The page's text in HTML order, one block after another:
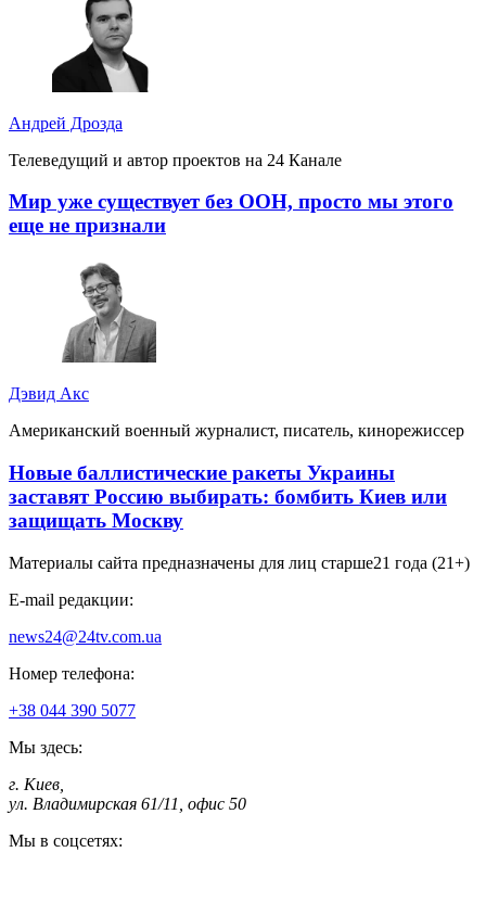
Андрей Дрозда
Телеведущий и автор проектов на 24 Канале
Мир уже существует без ООН, просто мы этого
еще не признали
Дэвид Акс
Американский военный журналист, писатель, кинорежиссер
Новые баллистические ракеты Украины
заставят Россию выбирать: бомбить Киев или
защищать Москву
Материалы сайта предназначены для лиц старше21 года (21+)
E-mail редакции:
news24@24tv.com.ua
Номер телефона:
+38 044 390 5077
Мы здесь:
г. Киев
ул. Владимирская 61/11, офис 50
Мы в соцсетях: